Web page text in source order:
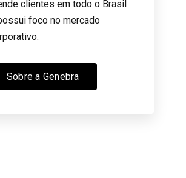
clientes em todo o Brasil
foco no mercado
Sobre a Genebra